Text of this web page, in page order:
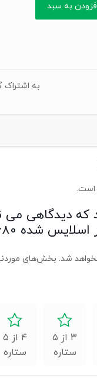
به سبد
به اشتراک
است.
که دیدگاهی می
شده 680 گرم”
شد. بخش‌های
۳ از ۵
ستاره
۴ از ۵
ستاره